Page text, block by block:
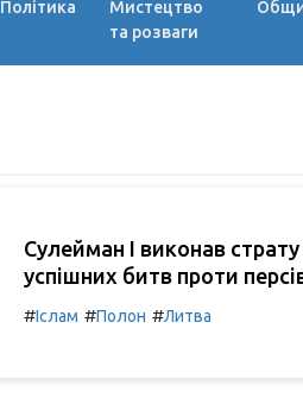
Політика
Мистецтво
та розваги
Сулейман I виконав страту
успішних битв проти
#Іслам #Полон #Литва